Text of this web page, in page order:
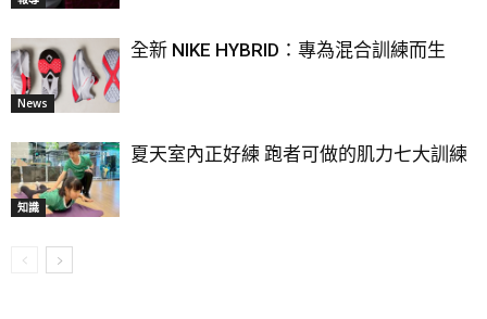
News
全新 NIKE HYBRID：專為混合訓練而生
知識
夏天室內正好練 跑者可做的肌力七大訓練